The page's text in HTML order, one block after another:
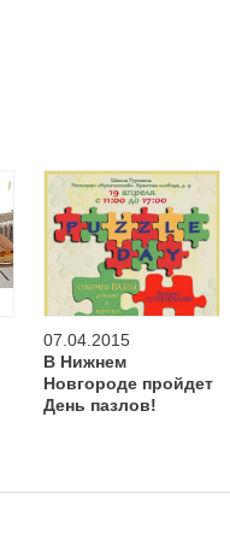
07.04.2015
В Нижнем
Новгороде пройдет
День пазлов!